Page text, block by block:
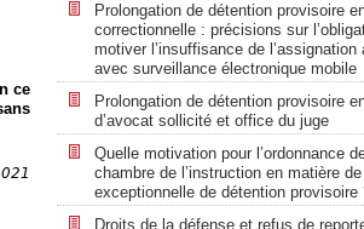
ce
Prolongation de détention provisoire
correctionnelle : précisions sur
motiver l’insuffisance de l’assignation
avec surveillance électronique mobile
Prolongation de détention provisoire
d’avocat sollicité et office du juge
Quelle motivation pour l’ordonnance
chambre de l’instruction en matière
exceptionnelle de détention provisoire
Droits de la défense et refus de